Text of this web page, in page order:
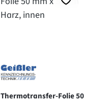
Thermotransfer-Folie 50